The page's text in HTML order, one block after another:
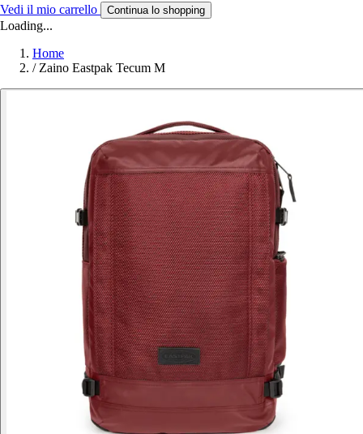
Vedi il mio carrello Continua lo shopping
Loading...
Home
/ Zaino Eastpak Tecum M